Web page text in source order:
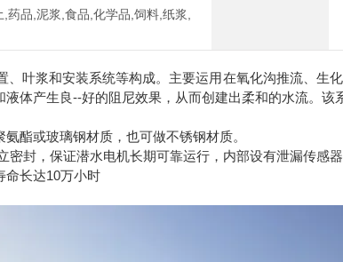
药品,泥浆,食品,化学品,饲料,纸浆,
、叶浆和安装系统等构成。主要运用在氧化沟推流、生
体产生良--好的阻尼效果，从而创建出柔和的水流。该
酯或玻璃钢材质，也可做不锈钢材质。
密封，保证潜水电机长期可靠运行，内部设有泄漏传感
命长达10万小时